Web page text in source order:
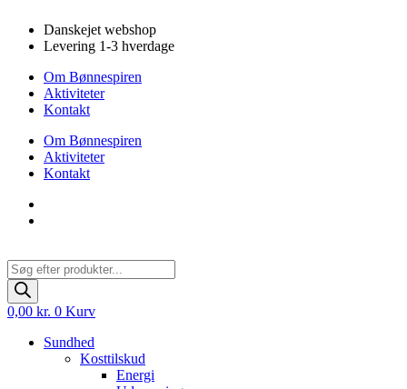
indhold
Danskejet webshop
Levering 1-3 hverdage
Om Bønnespiren
Aktiviteter
Kontakt
Om Bønnespiren
Aktiviteter
Kontakt
Products
search
0,00 kr. 0 Kurv
Sundhed
Kosttilskud
Energi